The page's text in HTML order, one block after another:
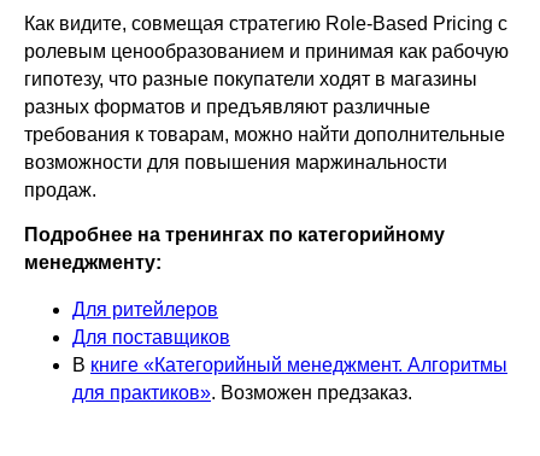
Как видите, совмещая стратегию Role-Based Pricing с
ролевым ценообразованием и принимая как рабочую
гипотезу, что разные покупатели ходят в магазины
разных форматов и предъявляют различные
требования к товарам, можно найти дополнительные
возможности для повышения маржинальности
продаж.
Подробнее на тренингах по категорийному
менеджменту:
Для ритейлеров
Для поставщиков
В книге «Категорийный менеджмент. Алгоритмы
для практиков». Возможен предзаказ.